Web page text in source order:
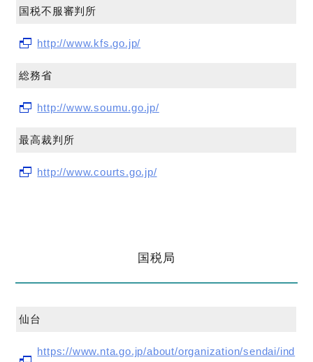
国税不服審判所
http://www.kfs.go.jp/
総務省
http://www.soumu.go.jp/
最高裁判所
http://www.courts.go.jp/
国税局
仙台
https://www.nta.go.jp/about/organization/sendai/ind